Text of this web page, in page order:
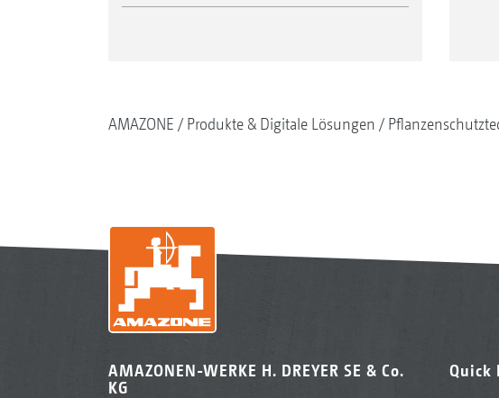
AMAZONE Produkte & Digitale Lösungen
AMAZONEN-WERKE H. DREYER SE & Co.
KG
Quick